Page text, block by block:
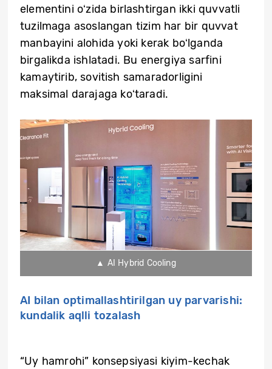
elementini oʻzida birlashtirgan ikki quvvatli
tuzilmaga asoslangan tizim har bir quvvat
manbayini alohida yoki kerak boʻlganda
birgalikda ishlatadi. Bu energiya sarfini
kamaytirib, sovitish samaradorligini
maksimal darajaga koʻtaradi.
▲ AI Hybrid Cooling
AI bilan optimallashtirilgan uy parvarishi:
kundalik aqlli tozalash
“Uy hamrohi” konsepsiyasi kiyim-kechak